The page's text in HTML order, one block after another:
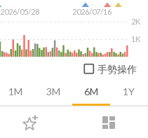
dashboard
登入
1M 3M 6M 1Y
2026/05/28 2026/07/16
1K
2K
手勢操作
消息面 財務報